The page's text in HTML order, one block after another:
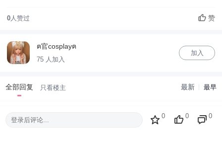
0 人赞过 赞
ฅ官cosplayฅ
75 人加入
加入
全部回复 只看楼主 最新 最早
登录后评论...
0 0 0